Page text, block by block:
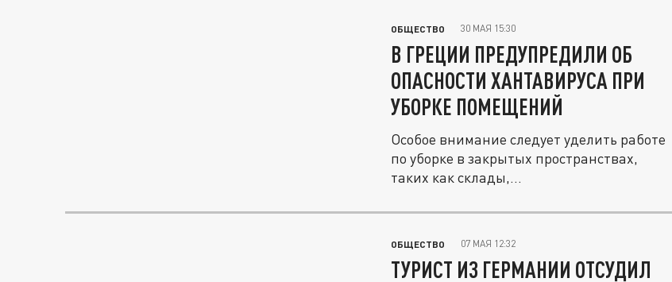
ОБЩЕСТВО 30 МАЯ 15:30
В ГРЕЦИИ ПРЕДУПРЕДИЛИ ОБ
ОПАСНОСТИ ХАНТАВИРУСА ПРИ
УБОРКЕ ПОМЕЩЕНИЙ
Особое внимание следует уделить работе
по уборке в закрытых пространствах,
таких как склады,...
ОБЩЕСТВО 07 МАЯ 12:32
ТУРИСТ ИЗ ГЕРМАНИИ ОТСУДИЛ